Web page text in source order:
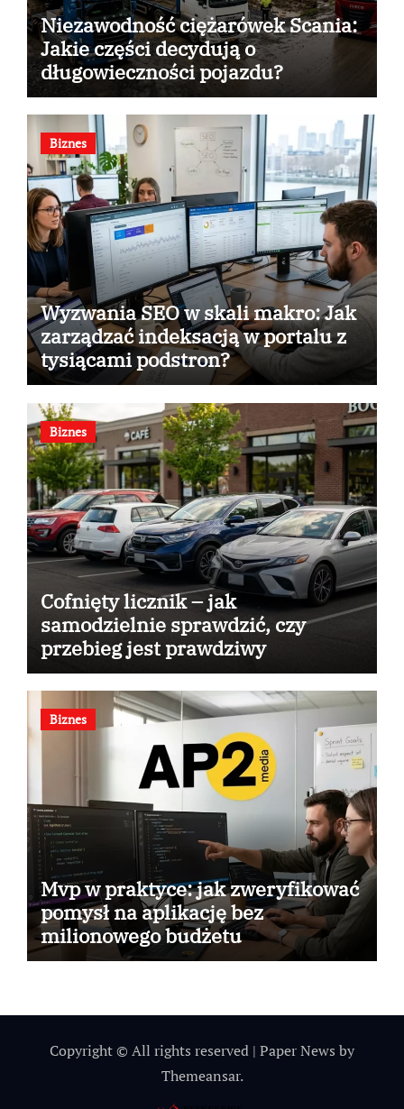
Niezawodność ciężarówek Scania:
Jakie części decydują o
długowieczności pojazdu?
Biznes
Wyzwania SEO w skali makro: Jak
zarządzać indeksacją w portalu z
tysiącami podstron?
Biznes
Cofnięty licznik – jak
samodzielnie sprawdzić, czy
przebieg jest prawdziwy
Biznes
Mvp w praktyce: jak zweryfikować
pomysł na aplikację bez
milionowego budżetu
Copyright © All rights reserved | Paper News by
Themeansar.